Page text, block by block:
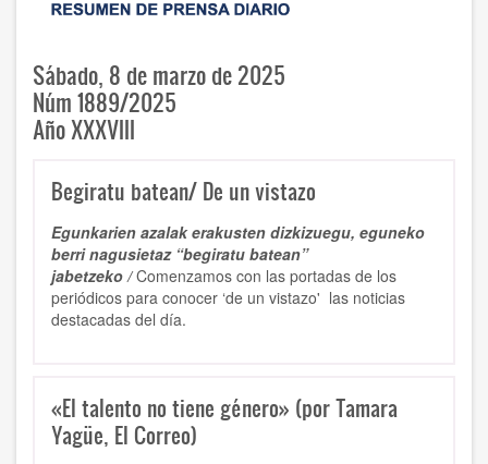
Sábado, 8 de marzo de 2025
Núm 1889/2025
Año XXXVIII
Begiratu batean/ De un vistazo
Egunkarien azalak erakusten dizkizuegu, eguneko
berri nagusietaz “begiratu batean”
jabetzeko /Comenzamos con las portadas de los
periódicos para conocer ‘de un vistazo' las noticias
destacadas del día.
«El talento no tiene género» (por Tamara
Yagüe, El Correo)